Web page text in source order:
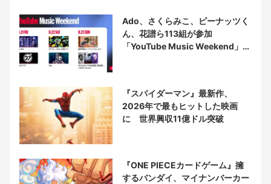
Ado、さくらみこ、ピーナッツく
ん、花譜ら113組が参加
「YouTube Music Weekend」開
『スパイダーマン』最新作、
2026年で最もヒットした映画
に 世界興収11億ドル突破
『ONE PIECEカードゲーム』擁
するバンダイ、マイナンバーカー